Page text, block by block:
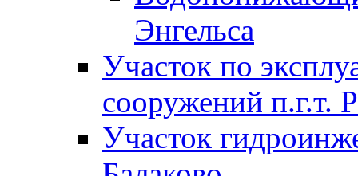
Энгельса
Участок по
сооружений п.г.т.
Участок